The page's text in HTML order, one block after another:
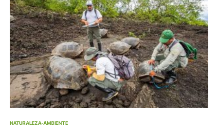
NATURALEZA-AMBIENTE